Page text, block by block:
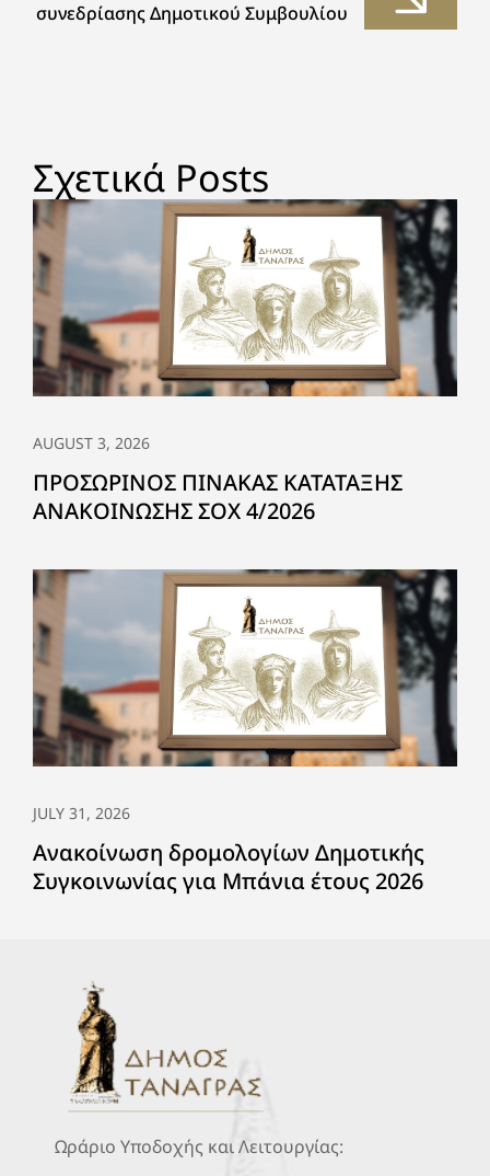
συνεδρίασης Δημοτικού Συμβουλίου
Σχετικά Posts
AUGUST 3, 2026
ΠΡΟΣΩΡΙΝΟΣ ΠΙΝΑΚΑΣ ΚΑΤΑΤΑΞΗΣ
ΑΝΑΚΟΙΝΩΣΗΣ ΣΟΧ 4/2026
JULY 31, 2026
Ανακοίνωση δρομολογίων Δημοτικής
Συγκοινωνίας για Μπάνια έτους 2026
Ωράριο Υποδοχής και Λειτουργίας: